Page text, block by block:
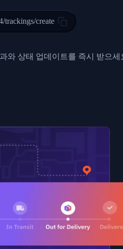
Facility in HONG KONG-
06 15:28:00",
"Shipment picked up",
CHINA,PEOPLES REPUBLIC"
trackings/create
와 상태 업데이트를 즉시 받으세